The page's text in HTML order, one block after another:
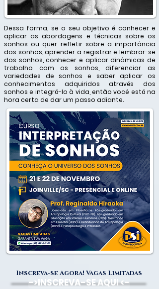
Dessa forma, se o seu objetivo é conhecer e
aplicar as abordagens e técnicas sobre os
sonhos ou quer refletir sobre a importância
dos sonhos, aprender a registrar e lembrar-se
dos sonhos, conhecer e aplicar dinâmicas de
trabalho com os sonhos, diferenciar as
variedades de sonhos e saber aplicar os
conhecimentos adquiridos através dos
sonhos e integrá-lo à vida, então você está na
hora certa de dar um passo adiante.
Inscreva-se Agora! Vagas Limitadas
->INSCREVA-SE AQUI <-